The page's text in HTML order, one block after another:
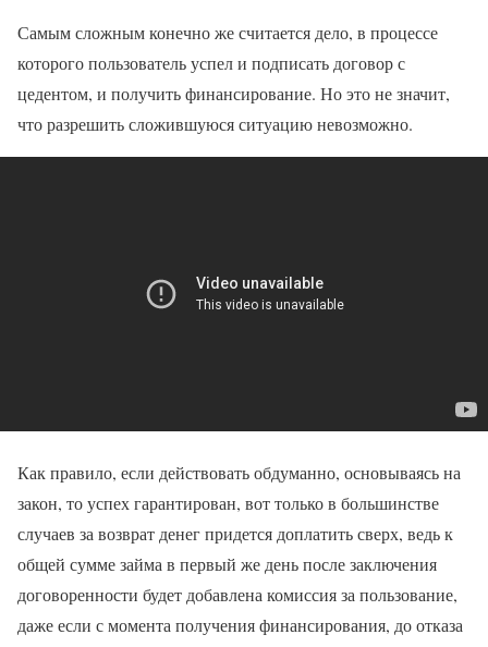
Самым сложным конечно же считается дело, в процессе
которого пользователь успел и подписать договор с
цедентом, и получить финансирование. Но это не значит,
что разрешить сложившуюся ситуацию невозможно.
Как правило, если действовать обдуманно, основываясь на
закон, то успех гарантирован, вот только в большинстве
случаев за возврат денег придется доплатить сверх, ведь к
общей сумме займа в первый же день после заключения
договоренности будет добавлена комиссия за пользование,
даже если с момента получения финансирования, до отказа